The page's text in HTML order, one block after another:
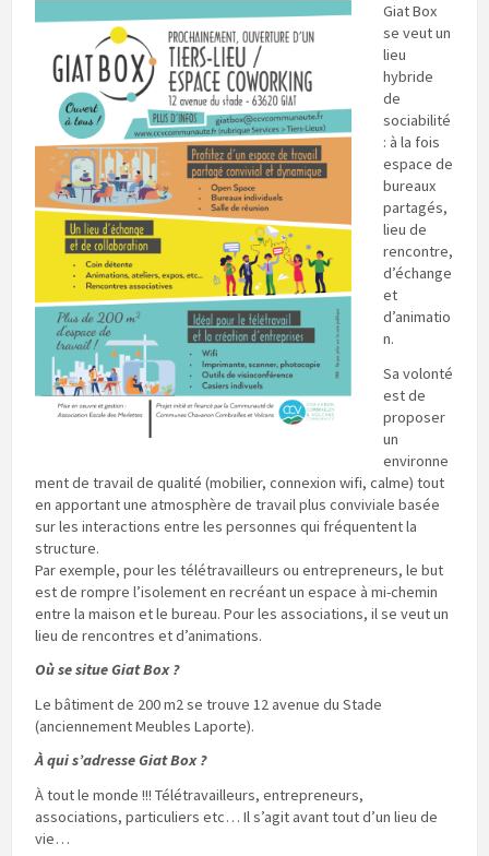
Giat Box
se veut un
lieu
hybride
de
sociabilité
: à la fois
espace de
bureaux
partagés,
lieu de
rencontre,
d’échange
et
d’animatio
n.
Sa volonté
est de
proposer
un
environne
ment de travail de qualité (mobilier, connexion wifi, calme) tout
en apportant une atmosphère de travail plus conviviale basée
sur les interactions entre les personnes qui fréquentent la
structure.
Par exemple, pour les télétravailleurs ou entrepreneurs, le but
est de rompre l’isolement en recréant un espace à mi-chemin
entre la maison et le bureau. Pour les associations, il se veut un
lieu de rencontres et d’animations.
Où se situe Giat Box ?
Le bâtiment de 200 m2 se trouve 12 avenue du Stade
(anciennement Meubles Laporte).
À qui s’adresse Giat Box ?
À tout le monde !!! Télétravailleurs, entrepreneurs,
associations, particuliers etc… Il s’agit avant tout d’un lieu de
vie…